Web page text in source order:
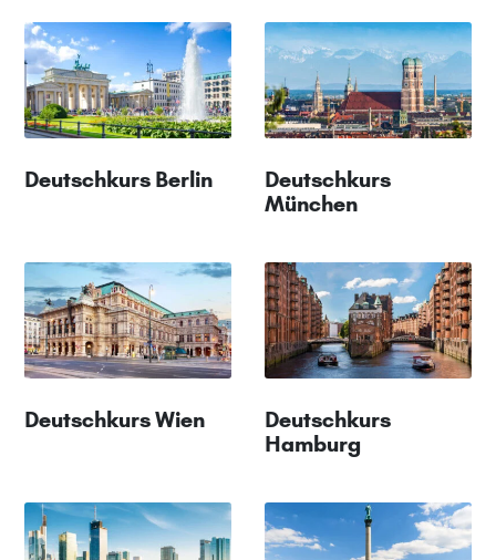
Deutschkurs Berlin
Deutschkurs
München
Deutschkurs Wien
Deutschkurs
Hamburg